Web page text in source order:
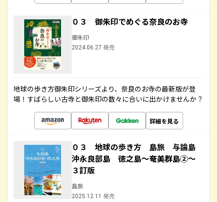
０３ 御朱印でめぐる奈良のお寺
御朱印
2024.06.27 発売
地球の歩き方御朱印シリーズより、奈良のお寺の最新版が登
場！すばらしい古寺と御朱印の数々に合いに出かけませんか？
詳細を見る
０３ 地球の歩き方 島旅 与論島
沖永良部島 徳之島～奄美群島②～
３訂版
島旅
2025.12.11 発売